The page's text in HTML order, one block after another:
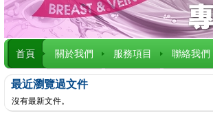
首頁 關於我們 服務項目 聯絡我們
最近瀏覽過文件
沒有最新文件。